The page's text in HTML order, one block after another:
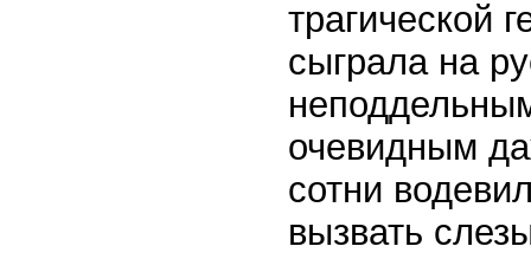
трагической
сыграла на
очевидным
сотни
вызвать